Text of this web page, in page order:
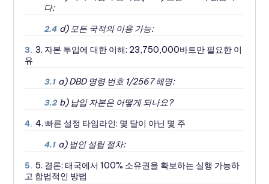
다:
2.4 d) 모든 국적의 이용 가능:
3. 3. 자본 투입에 대한 이해: 23,750,000바트만 필요한 이
유
3.1 a) DBD 명령 번호 1/2567 해명:
3.2 b) 납입 자본은 어떻게 되나요?
4. 4. 빠른 설정 타임라인: 몇 달이 아닌 몇 주
4.1 a) 법인 설립 절차:
5. 5. 결론: 태국에서 100% 소유권을 확보하는 실행 가능하
고 합법적인 방법